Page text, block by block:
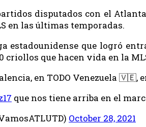
disputados con el
en las últimas temporadas.
estadounidense que logró
criollos que hacen vida en la
en TODO Venezuela 🇻🇪,
que nos tiene arriba en el
October 28, 2021